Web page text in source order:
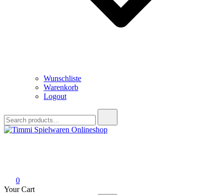
Wunschliste
Warenkorb
Logout
for:
0
Your Cart